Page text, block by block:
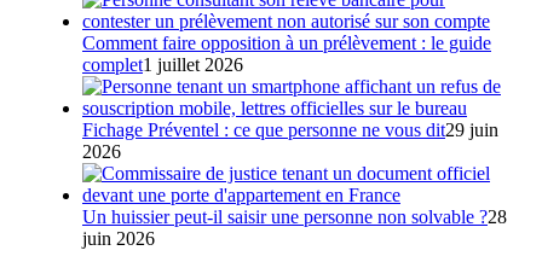
Comment faire opposition à un prélèvement : le guide
complet1 juillet 2026
Fichage Préventel : ce que personne ne vous dit29 juin
2026
Un huissier peut-il saisir une personne non solvable ?28
juin 2026